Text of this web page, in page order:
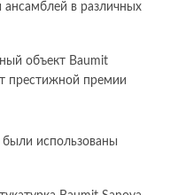
ансамблей в различных
использованы